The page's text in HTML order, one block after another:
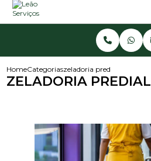
HomeCategoriaszeladoria predial
ZELADORIA PREDIAL